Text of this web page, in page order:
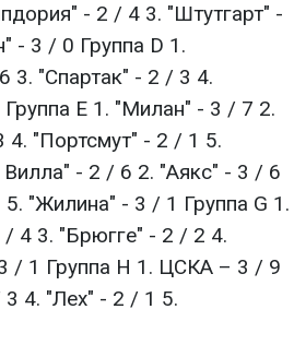
- 2 / 4 3. "Штутгарт" -
- 3 / 0 Группа D 1.
3. "Спартак" - 2 / 3 4.
Е 1. "Милан" - 3 / 7 2.
"Портсмут" - 2 / 1 5.
- 2 / 6 2. "Аякс" - 3 / 6
"Жилина" - 3 / 1 Группа G 1.
4 3. "Брюгге" - 2 / 2 4.
/ 1 Группа Н 1. ЦСКА – 3 / 9
4. "Лех" - 2 / 1 5.